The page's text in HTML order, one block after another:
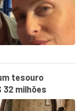
tesouro
32 milhões